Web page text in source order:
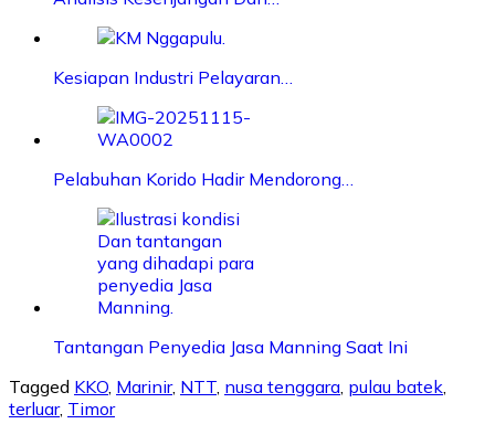
Kesiapan Industri Pelayaran…
Pelabuhan Korido Hadir Mendorong…
Tantangan Penyedia Jasa Manning Saat Ini
Tagged KKO, Marinir, NTT, nusa tenggara, pulau batek,
terluar, Timor